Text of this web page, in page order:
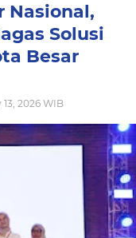
Nasional,
Solusi
Besar
2026 WIB